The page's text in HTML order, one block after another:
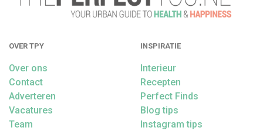
OVER TPY
Over ons
Contact
Adverteren
Vacatures
Team
INSPIRATIE
Interieur
Recepten
Perfect Finds
Blog tips
Instagram tips